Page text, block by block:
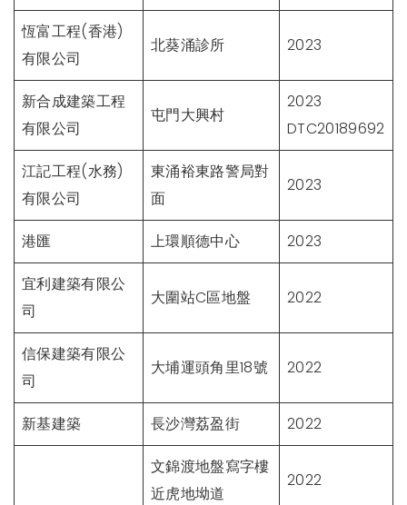
恆富工程(香港)
有限公司
北葵涌診所 2023
新合成建築工程
有限公司
屯門大興村
2023
DTC20189692
江記工程(水務)
有限公司
東涌裕東路警局對
面
2023
港匯 上環順德中心 2023
宜利建築有限公
司
大圍站C區地盤 2022
信保建築有限公
司
大埔運頭角里18號 2022
新基建築 長沙灣荔盈街 2022
文錦渡地盤寫字樓
近虎地坳道
2022